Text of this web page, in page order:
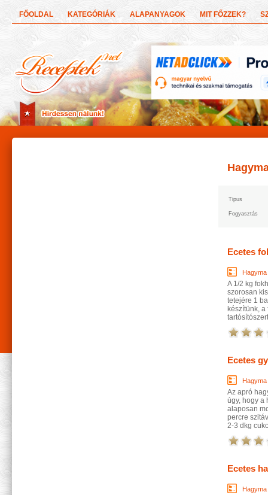
FŐOLDAL KATEGÓRIÁK ALAPANYAGOK MIT FŐZZEK?
Tipus
Fogyasztás
Ecetes
Hagyma
A 1/2 kg
szorosan
tetejére 1
készítünk,
Ecetes
Hagyma
Az apró
úgy, hogy a
alaposan
percre
2-3 dkg
Ecetes
Hagyma